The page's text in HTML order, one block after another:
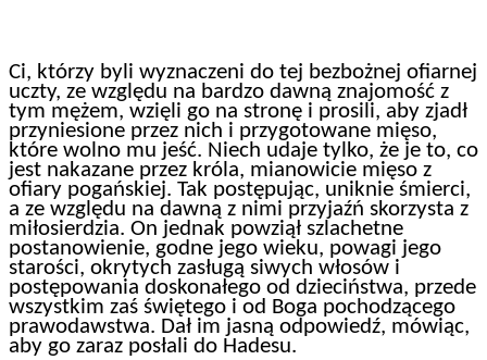
Ci, którzy byli wyznaczeni do tej bezbożnej ofiarnej
uczty, ze względu na bardzo dawną znajomość z
tym mężem, wzięli go na stronę i prosili, aby zjadł
przyniesione przez nich i przygotowane mięso,
które wolno mu jeść. Niech udaje tylko, że je to, co
jest nakazane przez króla, mianowicie mięso z
ofiary pogańskiej. Tak postępując, uniknie śmierci,
a ze względu na dawną z nimi przyjaźń skorzysta z
miłosierdzia. On jednak powziął szlachetne
postanowienie, godne jego wieku, powagi jego
starości, okrytych zasługą siwych włosów i
postępowania doskonałego od dzieciństwa, przede
wszystkim zaś świętego i od Boga pochodzącego
prawodawstwa. Dał im jasną odpowiedź, mówiąc,
aby go zaraz posłali do Hadesu.